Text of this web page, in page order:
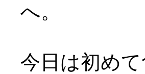
へ。
今日は初め